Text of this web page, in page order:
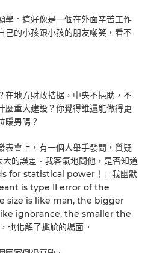
學。這好像是一個在外面辛苦工作
己的小孩跟小孩的朋友嘲笑，看不
在地方財政拮据，中央不挹助，不
麼重大建設？你覺得誰還能做得更
暖男嗎？
表會上，有一個人舉手發問，質疑
的誤差。我客氣地問他，是否知道
for statistical power！」我幽默
is type II error of the
size is like man, the bigger
ignorance, the smaller the
也化解了尷尬的場面。